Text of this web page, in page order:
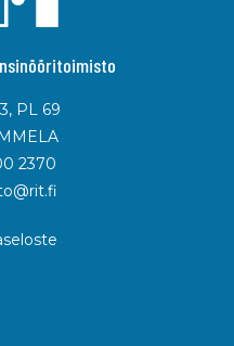
PL 69
2370